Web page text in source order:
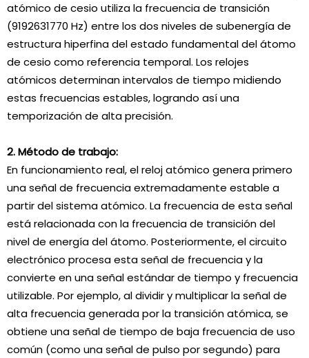
atómico de cesio utiliza la frecuencia de transición
(9192631770 Hz) entre los dos niveles de subenergía de
estructura hiperfina del estado fundamental del átomo
de cesio como referencia temporal. Los relojes
atómicos determinan intervalos de tiempo midiendo
estas frecuencias estables, logrando así una
temporización de alta precisión.
2. Método de trabajo:
En funcionamiento real, el reloj atómico genera primero
una señal de frecuencia extremadamente estable a
partir del sistema atómico. La frecuencia de esta señal
está relacionada con la frecuencia de transición del
nivel de energía del átomo. Posteriormente, el circuito
electrónico procesa esta señal de frecuencia y la
convierte en una señal estándar de tiempo y frecuencia
utilizable. Por ejemplo, al dividir y multiplicar la señal de
alta frecuencia generada por la transición atómica, se
obtiene una señal de tiempo de baja frecuencia de uso
común (como una señal de pulso por segundo) para